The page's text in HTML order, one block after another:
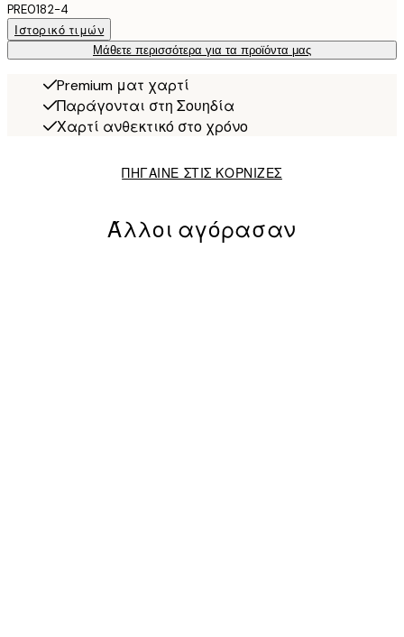
PRE0182-4
Ιστορικό τιμών
Μάθετε περισσότερα για τα προϊόντα μας
Premium ματ χαρτί
Παράγονται στη Σουηδία
Χαρτί ανθεκτικό στο χρόνο
ΠΗΓΑΙΝΕ ΣΤΙΣ ΚΟΡΝΙΖΕΣ
Άλλοι αγόρασαν